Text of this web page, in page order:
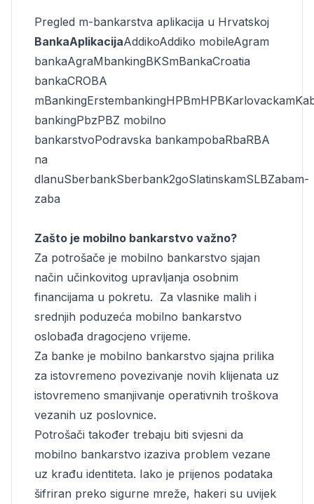
Pregled m-bankarstva aplikacija u Hrvatskoj
BankaAplikacijaAddikoAddiko mobileAgram
bankaAgraMbankingBKSmBankaCroatia
bankaCROBA
mBankingErstembankingHPBmHPBKarlovacka
bankingPbzPBZ mobilno
bankarstvoPodravska bankampobaRbaRBA
na
dlanuSberbankSberbank2goSlatinskamSLBZabam-
zaba
Zašto je mobilno bankarstvo važno?
Za potrošače je mobilno bankarstvo sjajan
način učinkovitog upravljanja osobnim
financijama u pokretu. Za vlasnike malih i
srednjih poduzeća mobilno bankarstvo
oslobađa dragocjeno vrijeme.
Za banke je mobilno bankarstvo sjajna prilika
za istovremeno povezivanje novih klijenata uz
istovremeno smanjivanje operativnih troškova
vezanih uz poslovnice.
Potrošači također trebaju biti svjesni da
mobilno bankarstvo izaziva problem vezane
uz krađu identiteta. Iako je prijenos podataka
šifriran preko sigurne mreže, hakeri su uvijek